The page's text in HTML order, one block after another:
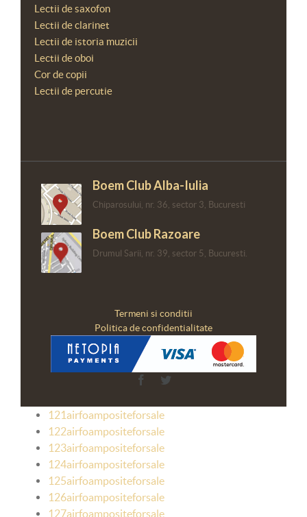
Lectii de saxofon
Lectii de clarinet
Lectii de istoria muzicii
Lectii de oboi
Cor de copii
Lectii de percutie
Boem Club Alba-Iulia
Chiparosului, nr. 36, sector 3, Bucuresti
Boem Club Razoare
Drumul Sarii, nr. 39, sector 5, Bucuresti.
Termeni si conditii
Politica de confidentialitate
Facebook
121airfoampositeforsale
122airfoampositeforsale
123airfoampositeforsale
124airfoampositeforsale
125airfoampositeforsale
126airfoampositeforsale
127airfoampositeforsale